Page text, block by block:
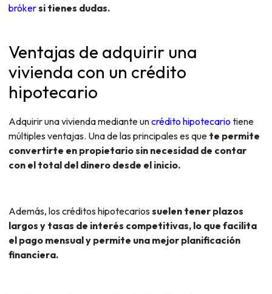
brókersi tienes dudas.
Ventajas de adquirir una
vivienda con un crédito
hipotecario
Adquirir una vivienda mediante uncrédito hipotecario tiene
múltiples ventajas. Una de las principales es que te permite
convertirte en propietario sin necesidad de contar
con el total del dinero desde el inicio.
Además, los créditos hipotecarios suelen tener plazos
largos y tasas de interés competitivas, lo que facilita
el pago mensual y permite una mejor planificación
financiera.